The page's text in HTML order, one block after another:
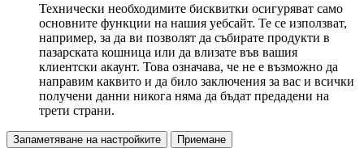
Технически необходимите бисквитки осигуряват само
основните функции на нашия уебсайт. Те се използват,
например, за да ви позволят да събирате продукти в
пазарската кошница или да влизате във вашия
клиентски акаунт. Това означава, че не е възможно да
направим каквито и да било заключения за вас и всички
получени данни никога няма да бъдат предадени на
трети страни.
Запаметяване на настройките
Приемане